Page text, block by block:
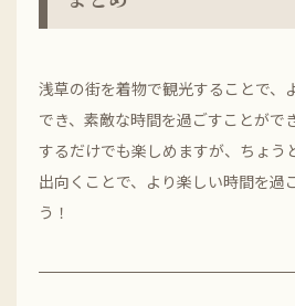
浅草の街を着物で観光することで、
でき、素敵な時間を過ごすことがで
するだけでも楽しめますが、ちょう
出向くことで、より楽しい時間を過
う！